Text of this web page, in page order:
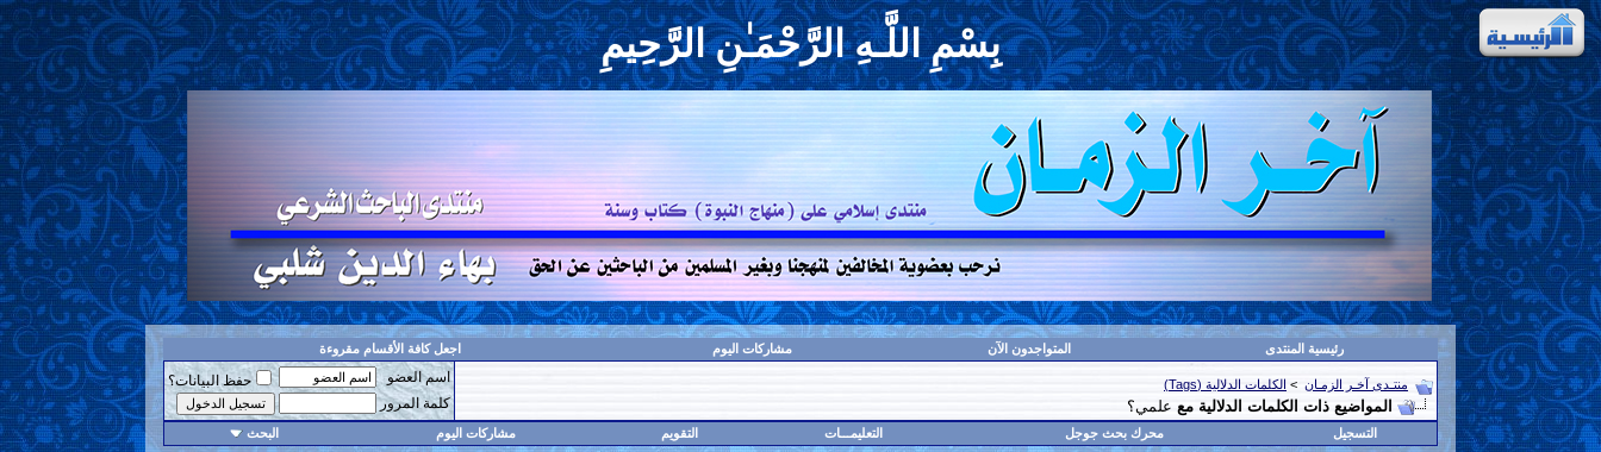
بِسْمِ اللَّـهِ الرَّحْمَـٰنِ الرَّحِيمِ
رئيسية المنتدى المتواجدون الآن مشاركات اليوم اجعل كافة الأقسام مقروءة
منتـدى آخـر الزمـان > الكلمات الدلالية (Tags)
المواضيع ذات الكلمات الدلالية مع علمي؟
اسم العضو
حفظ البيانات؟
كلمة المرور
التسجيل محرك بحث جوجل التعليمـــات التقويم مشاركات اليوم البحث